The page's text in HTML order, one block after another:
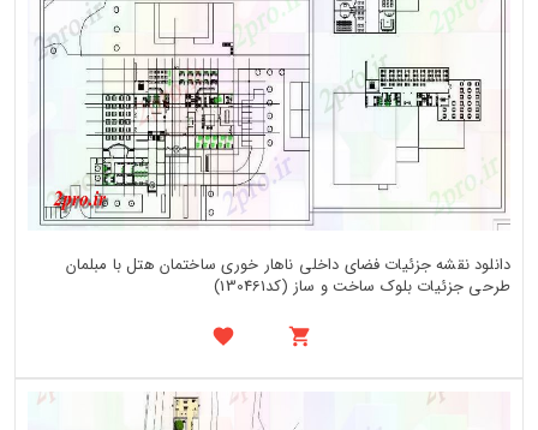
دانلود نقشه جزئیات فضای داخلی ناهار خوری ساختمان هتل با مبلمان
طرحی جزئیات بلوک ساخت و ساز (کد130461)